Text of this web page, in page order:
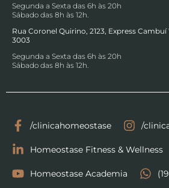
Segunda a Sexta das 6h às 20h
Sábado das 8h às 12h.
Rua Coronel Quirino, 2123, Express Cambuí
3003
Segunda a Sexta das 6h às 20h
Sábado das 8h às 12h.
/clinicahomeostase /
Homeostase Fitness & Wellness
Homeostase Academia